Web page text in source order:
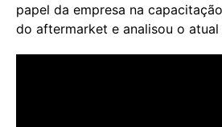
papel da empresa na
do aftermarket e analisou o